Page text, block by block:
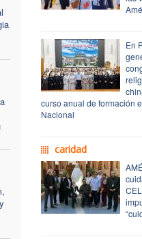
En
curso anual de formación
Nacional
caridad